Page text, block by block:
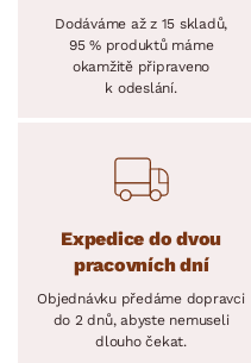
Dodáváme až z 15 skladů,
95 % produktů máme
okamžitě připraveno
k odeslání.
Expedice do dvou
pracovních dní
Objednávku předáme dopravci
do 2 dnů, abyste nemuseli
dlouho čekat.